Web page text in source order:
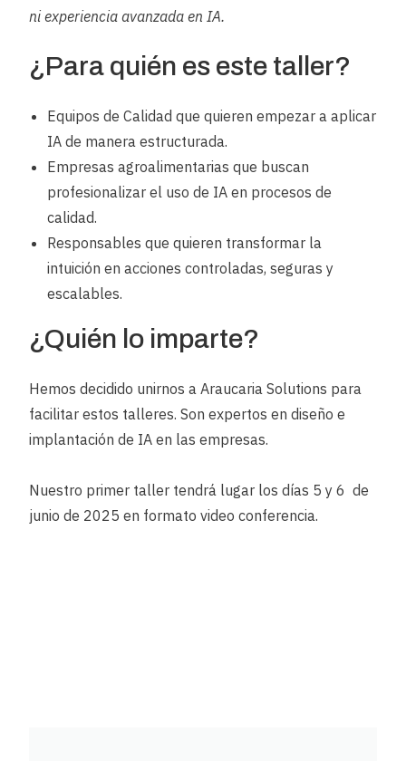
ni experiencia avanzada en IA.
¿Para quién es este taller?
Equipos de Calidad que quieren empezar a aplicar
IA de manera estructurada.
Empresas agroalimentarias que buscan
profesionalizar el uso de IA en procesos de
calidad.
Responsables que quieren transformar la
intuición en acciones controladas, seguras y
escalables.
¿Quién lo imparte?
Hemos decidido unirnos a Araucaria Solutions para
facilitar estos talleres. Son expertos en diseño e
implantación de IA en las empresas.
Nuestro primer taller tendrá lugar los días 5 y 6 de
junio de 2025 en formato video conferencia.